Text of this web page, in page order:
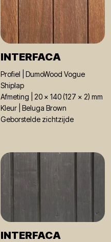
INTERFACA
Profiel | DumoWood Vogue
Shiplap
Afmeting | 20 x 140 (127 x 2) mm
Kleur | Beluga Brown
Geborstelde zichtzijde
INTERFACA